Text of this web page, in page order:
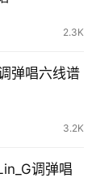
2.3K
弹唱六线谱
3.2K
调弹唱